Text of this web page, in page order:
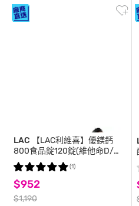
LAC 【LAC利維喜】優鎂鈣
800食品錠120錠(維他命D/鎂/
鉀/檸檬蘋果酸鈣800/孕養調
理)
$952
$1,190
(1)